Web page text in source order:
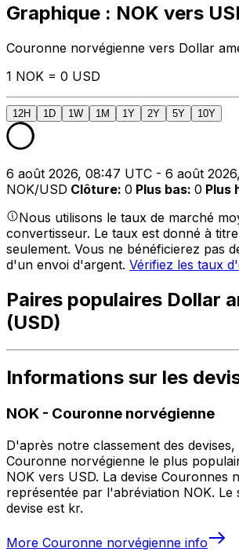
Graphique : NOK vers
Couronne norvégienne vers Dollar
1 NOK = 0 USD
12H 1D 1W 1M 1Y 2Y 5Y 10Y
6 août 2026, 08:47 UTC - 6 août
NOK/USD Clôture: 0 Plus bas: 0 Plus
Nous utilisons le taux de marché
convertisseur. Le taux est donné à
seulement. Vous ne bénéficierez pas
d'un envoi d'argent. Vérifiez les taux
Paires populaires Dollar
(USD)
Informations sur les
NOK - Couronne norvégienne
D'après notre classement des
Couronne norvégienne le plus
NOK vers USD. La devise Couronnes
représentée par l'abréviation NOK. Le
devise est kr.
More Couronne norvégienne info